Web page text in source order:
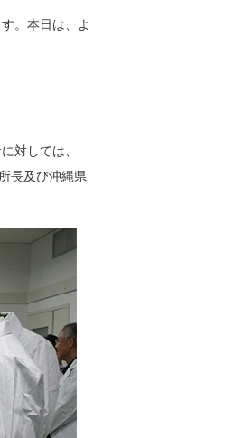
。本日は、よ
対しては、
長及び沖縄県